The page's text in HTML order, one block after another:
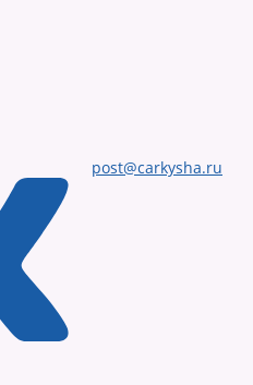
post@carkysha.ru